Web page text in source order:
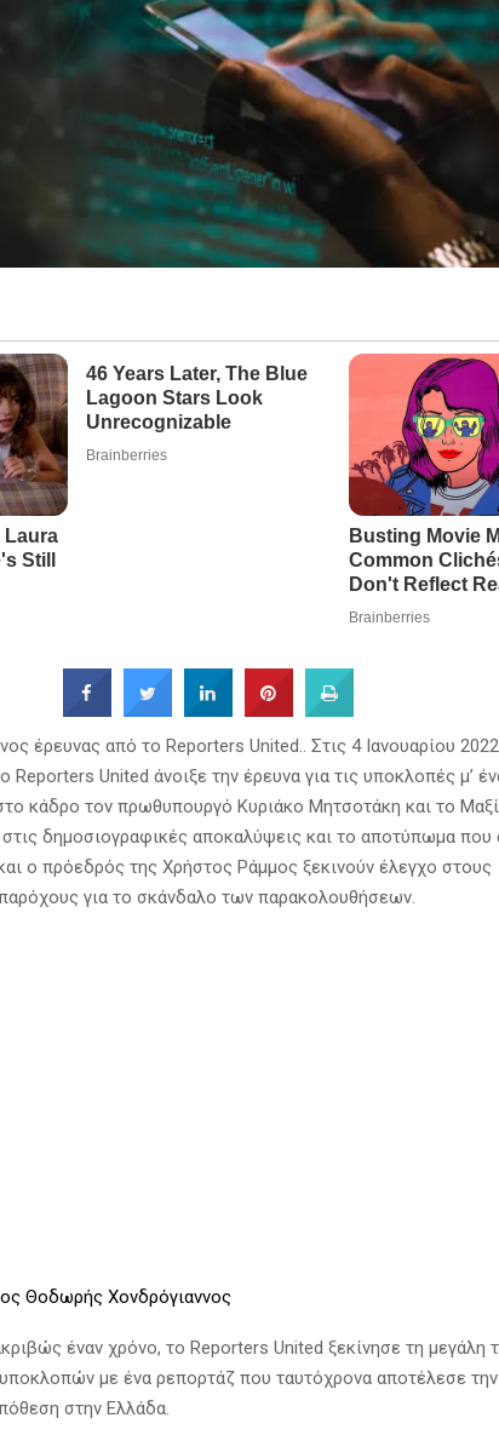
έρευνας από το Reporters United.. Στις 4 Ιανουαρίου
Reporters United άνοιξε την έρευνα για τις υποκλοπές μ’
κάδρο τον πρωθυπουργό Κυριάκο Μητσοτάκη και το
δημοσιογραφικές αποκαλύψεις και το αποτύπωμα που
ο πρόεδρός της Χρήστος Ράμμος ξεκινούν έλεγχο στους
για το σκάνδαλο των παρακολουθήσεων.
Θοδωρής Χονδρόγιαννος
έναν χρόνο, το Reporters United ξεκίνησε τη μεγάλη
με ένα ρεπορτάζ που ταυτόχρονα αποτέλεσε
στην Ελλάδα.